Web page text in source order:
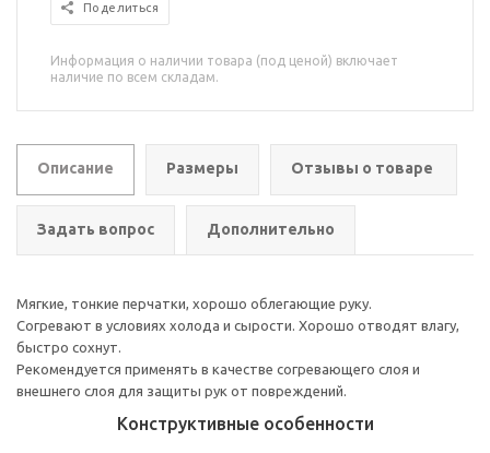
Поделиться
Информация о наличии товара (под ценой) включает
наличие по всем складам.
Описание Размеры Отзывы о товаре
Задать вопрос Дополнительно
Мягкие, тонкие перчатки, хорошо облегающие руку.
Согревают в условиях холода и сырости. Хорошо отводят влагу,
быстро сохнут.
Рекомендуется применять в качестве согревающего слоя и
внешнего слоя для защиты рук от повреждений.
Конструктивные особенности